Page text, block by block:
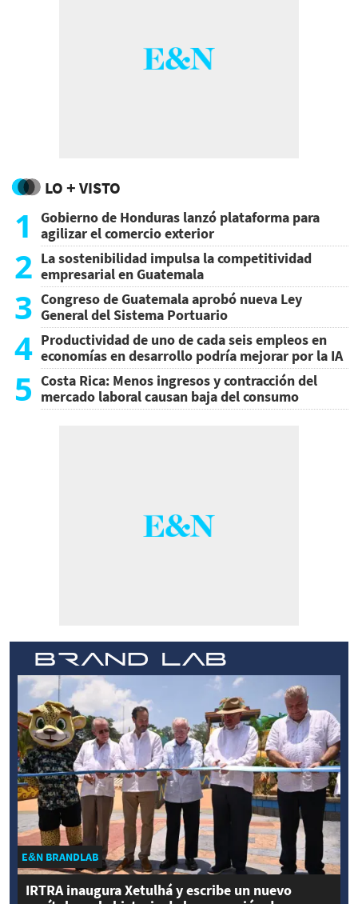
LO + VISTO
1
Gobierno de Honduras lanzó plataforma para
agilizar el comercio exterior
2 La sostenibilidad impulsa la competitividad
empresarial en Guatemala
3 Congreso de Guatemala aprobó nueva Ley
General del Sistema Portuario
4 Productividad de uno de cada seis empleos en
economías en desarrollo podría mejorar por la IA
5 Costa Rica: Menos ingresos y contracción del
mercado laboral causan baja del consumo
E&N BRANDLAB
IRTRA inaugura Xetulhá y escribe un nuevo